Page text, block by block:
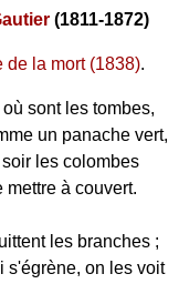
(1811-1872)
de la mort (1838).
sont les tombes,
un panache vert,
les colombes
à couvert.
les branches ;
s'égrène, on les voit